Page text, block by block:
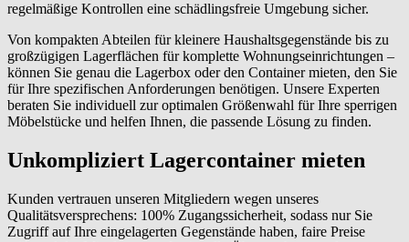
regelmäßige Kontrollen eine schädlingsfreie Umgebung sicher.
Von kompakten Abteilen für kleinere Haushaltsgegenstände bis zu
großzügigen Lagerflächen für komplette Wohnungseinrichtungen –
können Sie genau die Lagerbox oder den Container mieten, den Sie
für Ihre spezifischen Anforderungen benötigen. Unsere Experten
beraten Sie individuell zur optimalen Größenwahl für Ihre sperrigen
Möbelstücke und helfen Ihnen, die passende Lösung zu finden.
Unkompliziert Lagercontainer mieten
Kunden vertrauen unseren Mitgliedern wegen unseres
Qualitätsversprechens: 100% Zugangssicherheit, sodass nur Sie
Zugriff auf Ihre eingelagerten Gegenstände haben, faire Preise